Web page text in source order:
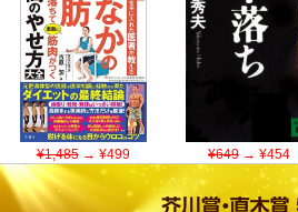
¥1,485→ ¥499 ¥649→ ¥454